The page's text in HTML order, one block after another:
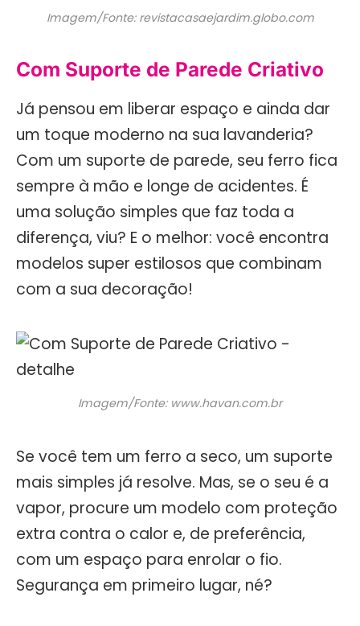
Imagem/Fonte: revistacasaejardim.globo.com
Com Suporte de Parede Criativo
Já pensou em liberar espaço e ainda dar
um toque moderno na sua lavanderia?
Com um suporte de parede, seu ferro fica
sempre à mão e longe de acidentes. É
uma solução simples que faz toda a
diferença, viu? E o melhor: você encontra
modelos super estilosos que combinam
com a sua decoração!
Imagem/Fonte: www.havan.com.br
Se você tem um ferro a seco, um suporte
mais simples já resolve. Mas, se o seu é a
vapor, procure um modelo com proteção
extra contra o calor e, de preferência,
com um espaço para enrolar o fio.
Segurança em primeiro lugar, né?